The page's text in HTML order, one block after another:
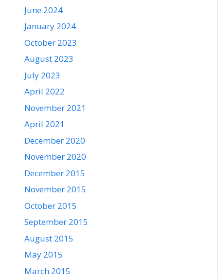
June 2024
January 2024
October 2023
August 2023
July 2023
April 2022
November 2021
April 2021
December 2020
November 2020
December 2015
November 2015
October 2015
September 2015
August 2015
May 2015
March 2015